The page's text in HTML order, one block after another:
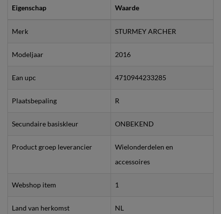
Eigenschap Waarde
Merk STURMEY ARCHER
Modeljaar 2016
Ean upc 4710944233285
Plaatsbepaling R
Secundaire basiskleur ONBEKEND
Product groep leverancier
Wielonderdelen en
accessoires
Webshop item 1
Land van herkomst NL